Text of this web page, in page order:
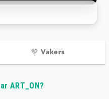
💚 Vakers
ART_ON?